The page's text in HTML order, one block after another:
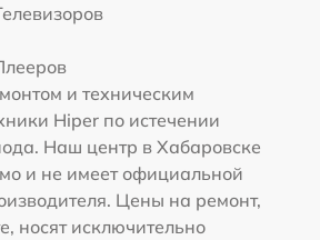
и техническим
Hiper по истечении
Наш центр в Хабаровске
и не имеет официальной
Цены на ремонт,
носят исключительно